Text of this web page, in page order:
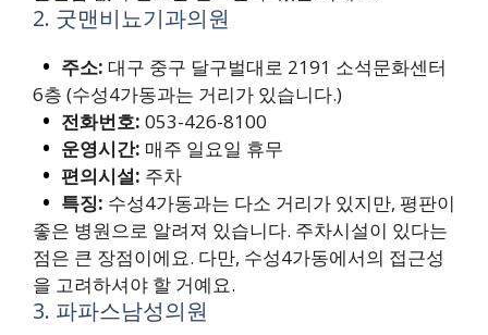
2. 굿맨비뇨기과의원
주소: 대구 중구 달구벌대로 2191 소석문화센터
6층 (수성4가동과는 거리가 있습니다.)
전화번호: 053-426-8100
운영시간: 매주 일요일 휴무
편의시설: 주차
특징: 수성4가동과는 다소 거리가 있지만, 평판이
좋은 병원으로 알려져 있습니다. 주차시설이 있다는
점은 큰 장점이에요. 다만, 수성4가동에서의 접근성
을 고려하셔야 할 거예요.
3. 파파스남성의원